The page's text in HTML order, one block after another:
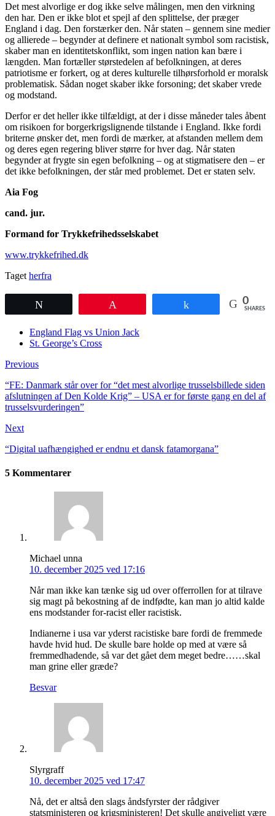
Det mest alvorlige er dog ikke selve målingen, men den virkning
den har. Den er ikke blot et spejl af den splittelse, der præger
England i dag. Den forstærker den. Når staten – gennem sine medier
og allierede – begynder at definere et nationalt symbol som racistisk,
skaber man en identitetskonflikt, som ingen nation kan bære i
længden. Man fortæller størstedelen af befolkningen, at deres
patriotisme er forkert, og at deres kulturelle tilhørsforhold er moralsk
problematisk. Sådan noget skaber ikke forsoning; det skaber vrede
og modstand.
Derfor er det heller ikke tilfældigt, at der i disse måneder tales åbent
om risikoen for borgerkrigslignende tilstande i England. Ikke fordi
briterne ønsker det, men fordi de mærker, at afstanden mellem dem
og deres egen regering bliver større for hver dag. Når staten
begynder at frygte sin egen befolkning – og at stigmatisere den – er
det ikke befolkningen, der står med problemet. Det er staten selv.
Aia Fog
cand. jur.
Formand for Trykkefrihedsselskabet
www.trykkefrihed.dk
Taget herfra
0
SHARES
England Flag vs Union Jack
St. George’s Cross
Previous
“FE: Danmark står over for “det mest alvorlige trusselsbillede siden
afslutningen af Den Kolde Krig” – USA er for første gang en del af
trusselsvurderingen”
Next
“Digital uafhængighed er endnu et dansk fatamorgana”
5 Kommentarer
Michael unna
10. december 2025 ved 17:16
Når man ikke kan tænke sig ud over offerrollen for at tilrave
sig magt på bekostning af de indfødte, kan man jo altid kalde
ens modstander for-racist eller racistisk.
Indianerne i usa var yderst racistiske bare fordi de fremmede
havde hvid hud. De skulle bare holde op med at være så
fremmedhadende, så var det gået dem meget bedre……skal
man grine eller græde?
Besvar
Slyrgraff
10. december 2025 ved 17:47
Nå, det er altså den slags åndsfyrster der rådgiver
statsministeren og krigsministeren! Det skulle angiveligt være